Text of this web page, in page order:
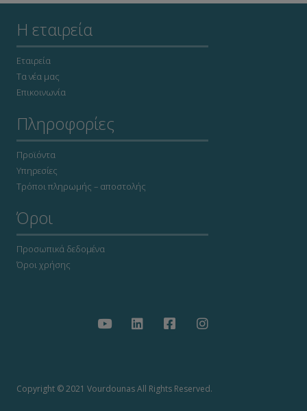
Η εταιρεία
Εταιρεία
Τα νέα μας
Επικοινωνία
Πληροφορίες
Προϊόντα
Υπηρεσίες
Τρόποι πληρωμής – αποστολής
Όροι
Προσωπικά δεδομένα
Όροι χρήσης
Copyright © 2021 Vourdounas All Rights Reserved.